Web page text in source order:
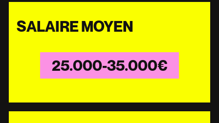
SALAIRE MOYEN
25.000-35.000€